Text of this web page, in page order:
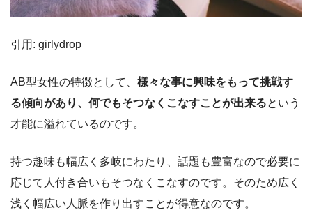
引用: girlydrop
AB型女性の特徴として、 様々な事に興味をもって挑戦す
る傾向があり、何でもそつなくこなすことが出来るという
才能に溢れているのです。
持つ趣味も幅広く多岐にわたり、話題も豊富なので必要に
応じて人付き合いもそつなくこなすのです。そのため広く
浅く幅広い人脈を作り出すことが得意なのです。